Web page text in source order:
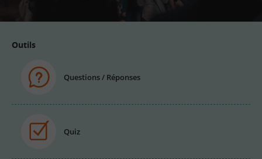
Outils
Questions / Réponses
Quiz